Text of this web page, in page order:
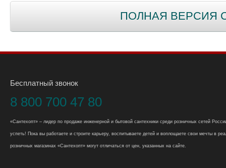
ПОЛНАЯ ВЕРСИЯ
Бесплатный звонок
8 800 700 47 80
«Сантехопт» – лидер по продаже инженерной и бытовой сантехники среди розничных сетей
успеть! Пока вы работаете и строите карьеру, воспитываете детей и воплощаете свои мечты в
розничных магазинах «Сантехопт» могут отличаться от цен, указанных на сайте.